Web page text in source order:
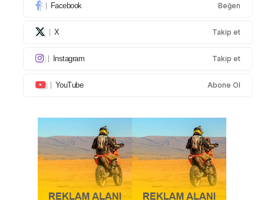
Facebook Beğen
X Takip et
Instagram Takip et
YouTube Abone Ol